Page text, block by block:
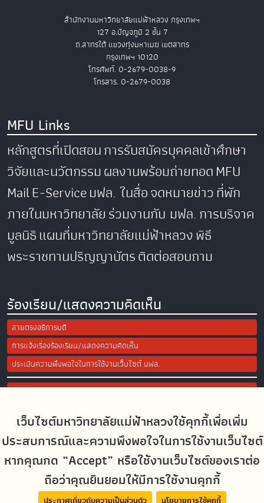
เว็บไซต์มหาวิทยาลัยแม่ฟ้าหลวงใช้คุกกี้เพื่อเพิ่ม
ประสบการณ์และความพึงพอใจในการใช้งานเว็บไซต์
หากคุณกด “Accept” หรือใช้งานเว็บไซต์ของเราต่อ
ถือว่าคุณยินยอมให้มีการใช้งานคุกกี้
สำนักงานมหาวิทยาลัยแม่ฟ้าหลวง กรุงเทพฯ
127 อ.ปัญจภูมิ 2 ชั้น 7
ถ.สาทรใต้ แขวงทุ่งมหาเมฆ เขตสาทร
กรุงเทพฯ 10120
โทรศัพท์. 0-2679-0038-9
โทรสาร. 0-2679-0038
MFU Links
หลักสูตรที่เปิดสอนการรับสมัครบุคคลเข้าศึกษา
วิจัยและนวัตกรรมผลงานพร้อมถ่ายทอดMFU
MailE-Serviceมฟล. ในสื่อจดหมายข่าวที่พัก
ภายในมหาวิทยาลัยร่วมงานกับ มฟล.การบริจาค
มูลนิธิแผนที่มหาวิทยาลัยแม่ฟ้าหลวงพิธี
พระราชทานปริญญาบัตรติดต่อสอบถาม
ร้องเรียน/แสดงความคิดเห็น
สายตรงอธิการบดี
การแจ้งเรื่องร้องเรียน/แสดงความคิดเห็น
ประเมินความพึงพอใจในการใช้งานเว็บไซต์ มฟล.
Site Map
Social Media
MFUconnect